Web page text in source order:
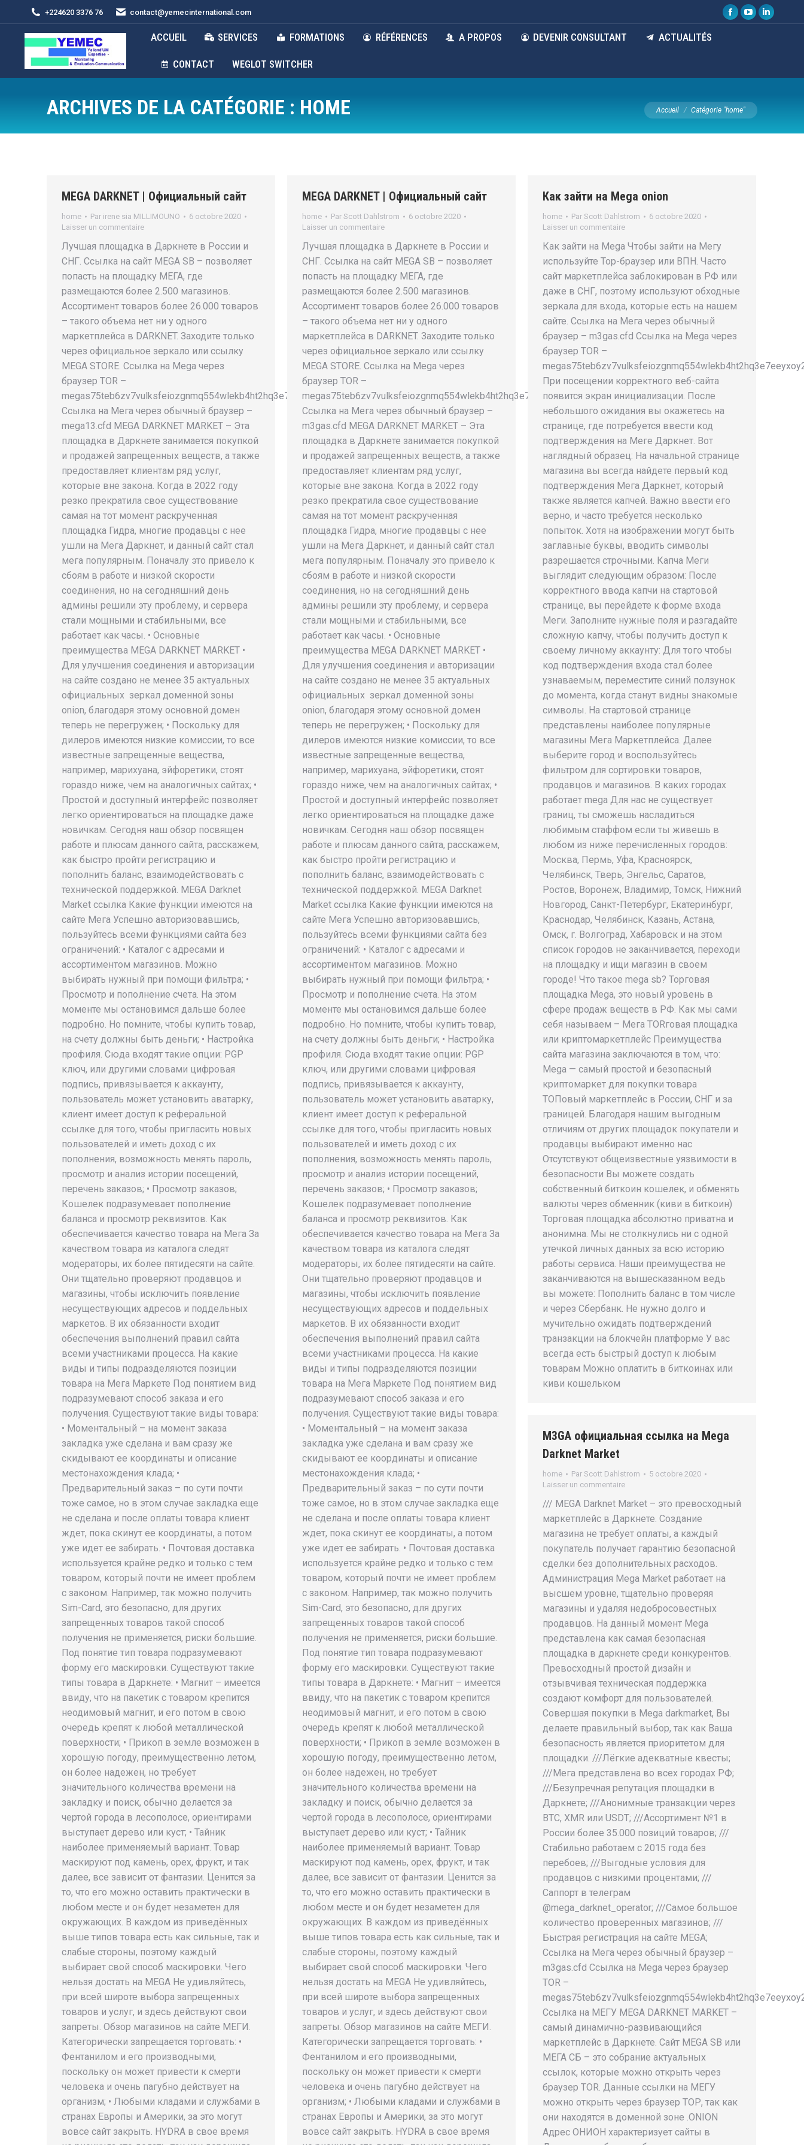
+224620 3376 76 contact@yemecinternational.com
ACCUEIL SERVICES FORMATIONS RÉFÉRENCES A PROPOS DEVENIR CONSULTANT ACTUALITÉS
CONTACT WEGLOT SWITCHER
ARCHIVES DE LA CATÉGORIE :HOME Vous êtes ici :
Accueil Catégorie "home"
MEGA DARKNET | Официальный сайт
home Par irene sia MILLIMOUNO
6 octobre 2020
Laisser un commentaire
Лучшая площадка в Даркнете в России и
СНГ. Ссылка на сайт MEGA SB – позволяет
попасть на площадку МЕГА, где
размещаются более 2.500 магазинов.
Ассортимент товаров более 26.000 товаров
– такого объема нет ни у одного
маркетплейса в DARKNET. Заходите только
через официальное зеркало или ссылку
MEGA STORE. Ссылка на Mega через
браузер TOR –
megas75teb6zv7vulksfeiozgnmq554wlekb4ht2hq3e7eeyxoy2daad.onion
Ссылка на Мега через обычный браузер –
mega13.cfd MEGA DARKNET MARKET – Эта
площадка в Даркнете занимается покупкой
и продажей запрещенных веществ, а также
предоставляет клиентам ряд услуг,
которые вне закона. Когда в 2022 году
резко прекратила свое существование
самая на тот момент раскрученная
площадка Гидра, многие продавцы с нее
ушли на Мега Даркнет, и данный сайт стал
мега популярным. Поначалу это привело к
сбоям в работе и низкой скорости
соединения, но на сегодняшний день
админы решили эту проблему, и сервера
стали мощными и стабильными, все
работает как часы. • Основные
преимущества MEGA DARKNET MARKET •
Для улучшения соединения и авторизации
на сайте создано не менее 35 актуальных
официальных зеркал доменной зоны
onion, благодаря этому основной домен
теперь не перегружен; • Поскольку для
дилеров имеются низкие комиссии, то все
известные запрещенные вещества,
например, марихуана, эйфоретики, стоят
гораздо ниже, чем на аналогичных сайтах; •
Простой и доступный интерфейс позволяет
легко ориентироваться на площадке даже
новичкам. Сегодня наш обзор посвящен
работе и плюсам данного сайта, расскажем,
как быстро пройти регистрацию и
пополнить баланс, взаимодействовать с
технической поддержкой. MEGA Darknet
Market ссылка Какие функции имеются на
сайте Мега Успешно авторизовавшись,
пользуйтесь всеми функциями сайта без
ограничений: • Каталог с адресами и
ассортиментом магазинов. Можно
выбирать нужный при помощи фильтра; •
Просмотр и пополнение счета. На этом
моменте мы остановимся дальше более
подробно. Но помните, чтобы купить товар,
на счету должны быть деньги; • Настройка
профиля. Сюда входят такие опции: PGP
ключ, или другими словами цифровая
подпись, привязывается к аккаунту,
пользователь может установить аватарку,
клиент имеет доступ к реферальной
ссылке для того, чтобы пригласить новых
пользователей и иметь доход с их
пополнения, возможность менять пароль,
просмотр и анализ истории посещений,
перечень заказов; • Просмотр заказов;
Кошелек подразумевает пополнение
баланса и просмотр реквизитов. Как
обеспечивается качество товара на Мега За
качеством товара из каталога следят
модераторы, их более пятидесяти на сайте.
Они тщательно проверяют продавцов и
магазины, чтобы исключить появление
несуществующих адресов и поддельных
маркетов. В их обязанности входит
обеспечения выполнений правил сайта
всеми участниками процесса. На какие
виды и типы подразделяются позиции
товара на Мега Маркете Под понятием вид
подразумевают способ заказа и его
получения. Существуют такие виды товара:
• Моментальный – на момент заказа
закладка уже сделана и вам сразу же
скидывают ее координаты и описание
местонахождения клада; •
Предварительный заказ – по сути почти
тоже самое, но в этом случае закладка еще
не сделана и после оплаты товара клиент
ждет, пока скинут ее координаты, а потом
уже идет ее забирать. • Почтовая доставка
используется крайне редко и только с тем
товаром, который почти не имеет проблем
с законом. Например, так можно получить
Sim-Card, это безопасно, для других
запрещенных товаров такой способ
получения не применяется, риски большие.
Под понятие тип товара подразумевают
форму его маскировки. Существуют такие
типы товара в Даркнете: • Магнит – имеется
ввиду, что на пакетик с товаром крепится
неодимовый магнит, и его потом в свою
очередь крепят к любой металлической
поверхности; • Прикоп в земле возможен в
хорошую погоду, преимущественно летом,
он более надежен, но требует
значительного количества времени на
закладку и поиск, обычно делается за
чертой города в лесополосе, ориентирами
выступает дерево или куст; • Тайник
наиболее применяемый вариант. Товар
маскируют под камень, орех, фрукт, и так
далее, все зависит от фантазии. Ценится за
то, что его можно оставить практически в
любом месте и он будет незаметен для
окружающих. В каждом из приведённых
выше типов товара есть как сильные, так и
слабые стороны, поэтому каждый
выбирает свой способ маскировки. Чего
нельзя достать на MEGA Не удивляйтесь,
при всей широте выбора запрещенных
товаров и услуг, и здесь действуют свои
запреты. Обзор магазинов на сайте МЕГИ.
Категорически запрещается торговать: •
Фентанилом и его производными,
поскольку он может привести к смерти
человека и очень пагубно действует на
организм; • Любыми кладами и службами в
странах Европы и Америки, за это могут
вовсе сайт закрыть. HYDRA в свое время
MEGA DARKNET | Официальный сайт
home Par Scott Dahlstrom
6 octobre 2020
Laisser un commentaire
Лучшая площадка в Даркнете в России и
СНГ. Ссылка на сайт MEGA SB – позволяет
попасть на площадку МЕГА, где
размещаются более 2.500 магазинов.
Ассортимент товаров более 26.000 товаров
– такого объема нет ни у одного
маркетплейса в DARKNET. Заходите только
через официальное зеркало или ссылку
MEGA STORE. Ссылка на Mega через
браузер TOR –
megas75teb6zv7vulksfeiozgnmq554wlekb4ht2hq3e7eeyxoy2daad.onion
Ссылка на Мега через обычный браузер –
m3gas.cfd MEGA DARKNET MARKET – Эта
площадка в Даркнете занимается покупкой
и продажей запрещенных веществ, а также
предоставляет клиентам ряд услуг,
которые вне закона. Когда в 2022 году
резко прекратила свое существование
самая на тот момент раскрученная
площадка Гидра, многие продавцы с нее
ушли на Мега Даркнет, и данный сайт стал
мега популярным. Поначалу это привело к
сбоям в работе и низкой скорости
соединения, но на сегодняшний день
админы решили эту проблему, и сервера
стали мощными и стабильными, все
работает как часы. • Основные
преимущества MEGA DARKNET MARKET •
Для улучшения соединения и авторизации
на сайте создано не менее 35 актуальных
официальных зеркал доменной зоны
onion, благодаря этому основной домен
теперь не перегружен; • Поскольку для
дилеров имеются низкие комиссии, то все
известные запрещенные вещества,
например, марихуана, эйфоретики, стоят
гораздо ниже, чем на аналогичных сайтах; •
Простой и доступный интерфейс позволяет
легко ориентироваться на площадке даже
новичкам. Сегодня наш обзор посвящен
работе и плюсам данного сайта, расскажем,
как быстро пройти регистрацию и
пополнить баланс, взаимодействовать с
технической поддержкой. MEGA Darknet
Market ссылка Какие функции имеются на
сайте Мега Успешно авторизовавшись,
пользуйтесь всеми функциями сайта без
ограничений: • Каталог с адресами и
ассортиментом магазинов. Можно
выбирать нужный при помощи фильтра; •
Просмотр и пополнение счета. На этом
моменте мы остановимся дальше более
подробно. Но помните, чтобы купить товар,
на счету должны быть деньги; • Настройка
профиля. Сюда входят такие опции: PGP
ключ, или другими словами цифровая
подпись, привязывается к аккаунту,
пользователь может установить аватарку,
клиент имеет доступ к реферальной
ссылке для того, чтобы пригласить новых
пользователей и иметь доход с их
пополнения, возможность менять пароль,
просмотр и анализ истории посещений,
перечень заказов; • Просмотр заказов;
Кошелек подразумевает пополнение
баланса и просмотр реквизитов. Как
обеспечивается качество товара на Мега За
качеством товара из каталога следят
модераторы, их более пятидесяти на сайте.
Они тщательно проверяют продавцов и
магазины, чтобы исключить появление
несуществующих адресов и поддельных
маркетов. В их обязанности входит
обеспечения выполнений правил сайта
всеми участниками процесса. На какие
виды и типы подразделяются позиции
товара на Мега Маркете Под понятием вид
подразумевают способ заказа и его
получения. Существуют такие виды товара:
• Моментальный – на момент заказа
закладка уже сделана и вам сразу же
скидывают ее координаты и описание
местонахождения клада; •
Предварительный заказ – по сути почти
тоже самое, но в этом случае закладка еще
не сделана и после оплаты товара клиент
ждет, пока скинут ее координаты, а потом
уже идет ее забирать. • Почтовая доставка
используется крайне редко и только с тем
товаром, который почти не имеет проблем
с законом. Например, так можно получить
Sim-Card, это безопасно, для других
запрещенных товаров такой способ
получения не применяется, риски большие.
Под понятие тип товара подразумевают
форму его маскировки. Существуют такие
типы товара в Даркнете: • Магнит – имеется
ввиду, что на пакетик с товаром крепится
неодимовый магнит, и его потом в свою
очередь крепят к любой металлической
поверхности; • Прикоп в земле возможен в
хорошую погоду, преимущественно летом,
он более надежен, но требует
значительного количества времени на
закладку и поиск, обычно делается за
чертой города в лесополосе, ориентирами
выступает дерево или куст; • Тайник
наиболее применяемый вариант. Товар
маскируют под камень, орех, фрукт, и так
далее, все зависит от фантазии. Ценится за
то, что его можно оставить практически в
любом месте и он будет незаметен для
окружающих. В каждом из приведённых
выше типов товара есть как сильные, так и
слабые стороны, поэтому каждый
выбирает свой способ маскировки. Чего
нельзя достать на MEGA Не удивляйтесь,
при всей широте выбора запрещенных
товаров и услуг, и здесь действуют свои
запреты. Обзор магазинов на сайте МЕГИ.
Категорически запрещается торговать: •
Фентанилом и его производными,
поскольку он может привести к смерти
человека и очень пагубно действует на
организм; • Любыми кладами и службами в
странах Европы и Америки, за это могут
вовсе сайт закрыть. HYDRA в свое время
Как зайти на Mega onion
home Par Scott Dahlstrom
6 octobre 2020
Laisser un commentaire
Как зайти на Mega Чтобы зайти на Мегу
используйте Тор-браузер или ВПН. Часто
сайт маркетплейса заблокирован в РФ или
даже в СНГ, поэтому используют обходные
зеркала для входа, которые есть на нашем
сайте. Ссылка на Мега через обычный
браузер – m3gas.cfd Ссылка на Mega через
браузер TOR –
При посещении корректного веб-сайта
появится экран инициализации. После
небольшого ожидания вы окажетесь на
странице, где потребуется ввести код
подтверждения на Меге Даркнет. Вот
наглядный образец: На начальной странице
магазина вы всегда найдете первый код
подтверждения Мега Даркнет, который
также является капчей. Важно ввести его
верно, и часто требуется несколько
попыток. Хотя на изображении могут быть
заглавные буквы, вводить символы
разрешается строчными. Капча Меги
выглядит следующим образом: После
корректного ввода капчи на стартовой
странице, вы перейдете к форме входа
Меги. Заполните нужные поля и разгадайте
сложную капчу, чтобы получить доступ к
своему личному аккаунту: Для того чтобы
код подтверждения входа стал более
узнаваемым, переместите синий ползунок
до момента, когда станут видны знакомые
символы. На стартовой странице
представлены наиболее популярные
магазины Мега Маркетплейса. Далее
выберите город и воспользуйтесь
фильтром для сортировки товаров,
продавцов и магазинов. В каких городах
работает mega Для нас не существует
границ, ты сможешь насладиться
любимым стаффом если ты живешь в
любом из ниже перечисленных городов:
Москва, Пермь, Уфа, Красноярск,
Челябинск, Тверь, Энгельс, Саратов,
Ростов, Воронеж, Владимир, Томск, Нижний
Новгород, Санкт-Петербург, Екатеринбург,
Краснодар, Челябинск, Казань, Астана,
Омск, г. Волгоград, Хабаровск и на этом
список городов не заканчивается, переходи
на площадку и ищи магазин в своем
городе! Что такое mega sb? Торговая
площадка Mega, это новый уровень в
сфере продаж веществ в РФ. Как мы сами
себя называем – Мега ТORговая площадка
или криптомаркетплейс Преимущества
сайта магазина заключаются в том, что:
Mega — самый простой и безопасный
криптомаркет для покупки товара
ТОПовый маркетплейс в России, СНГ и за
границей. Благодаря нашим выгодным
отличиям от других площадок покупатели и
продавцы выбирают именно нас
Отсутствуют общеизвестные уязвимости в
безопасности Вы можете создать
собственный биткоин кошелек, и обменять
валюты через обменник (киви в биткоин)
Торговая площадка абсолютно приватна и
анонимна. Мы не столкнулись ни с одной
утечкой личных данных за всю историю
работы сервиса. Наши преимущества не
заканчиваются на вышесказанном ведь
вы можете: Пополнить баланс в том числе
и через Сбербанк. Не нужно долго и
мучительно ожидать подтверждений
транзакции на блокчейн платформе У вас
всегда есть быстрый доступ к любым
товарам Можно оплатить в биткоинах или
киви кошельком
M3GA официальная ссылка на Mega
Darknet Market
home Par Scott Dahlstrom
5 octobre 2020
Laisser un commentaire
/// MEGA Darknet Market – это превосходный
маркетплейс в Даркнете. Создание
магазина не требует оплаты, а каждый
покупатель получает гарантию безопасной
сделки без дополнительных расходов.
Администрация Mega Market работает на
высшем уровне, тщательно проверяя
магазины и удаляя недобросовестных
продавцов. На данный момент Mega
представлена как самая безопасная
площадка в даркнете среди конкурентов.
Превосходный простой дизайн и
отзывчивая техническая поддержка
создают комфорт для пользователей.
Совершая покупки в Mega darkmarket, Вы
делаете правильный выбор, так как Ваша
безопасность является приоритетом для
площадки. ///Лёгкие адекватные квесты;
///Мега представлена во всех городах РФ;
///Безупречная репутация площадки в
Даркнете; ///Анонимные транзакции через
BTC, XMR или USDT; ///Ассортимент №1 в
России более 35.000 позиций товаров; ///
Стабильно работаем с 2015 года без
перебоев; ///Выгодные условия для
продавцов с низкими процентами; ///
Саппорт в телеграм
@mega_darknet_operator; ///Самое большое
количество проверенных магазинов; ///
Быстрая регистрация на сайте MEGA;
Ссылка на Мега через обычный браузер –
m3gas.cfd Ссылка на Mega через браузер
TOR –
Ссылка на МЕГУ MEGA DARKNET MARKET –
самый динамично-развивающийся
маркетплейс в Даркнете. Сайт MEGA SB или
МЕГА СБ – это собрание актуальных
ссылок, которые можно открыть через
браузер TOR. Данные ссылки на МЕГУ
можно открыть через браузер ТОР, так как
они находятся в доменной зоне .ONION
Адрес ОНИОН характеризует сайты в